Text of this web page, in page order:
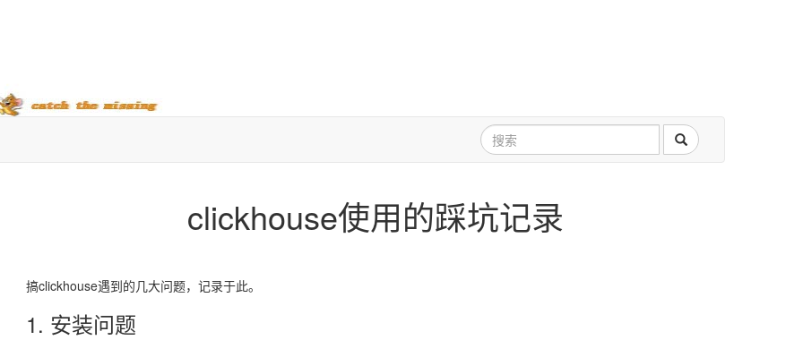
clickhouse使用的踩坑记录
搞clickhouse遇到的几大问题，记录于此。
1. 安装问题